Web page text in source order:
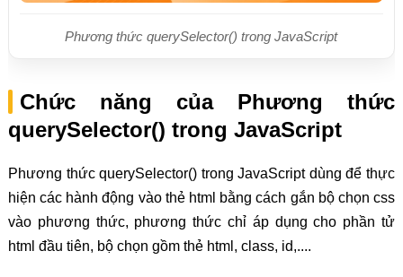
Phương thức querySelector() trong JavaScript
Chức năng của Phương thức
querySelector() trong JavaScript
Phương thức querySelector() trong JavaScript dùng để thực
hiện các hành động vào thẻ html bằng cách gắn bộ chọn css
vào phương thức, phương thức chỉ áp dụng cho phần tử
html đầu tiên, bộ chọn gồm thẻ html, class, id,....